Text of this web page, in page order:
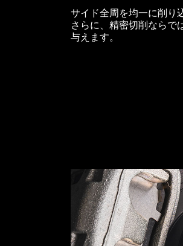
サイド全周を均一に削り
さらに、精密切削ならで
与えます。